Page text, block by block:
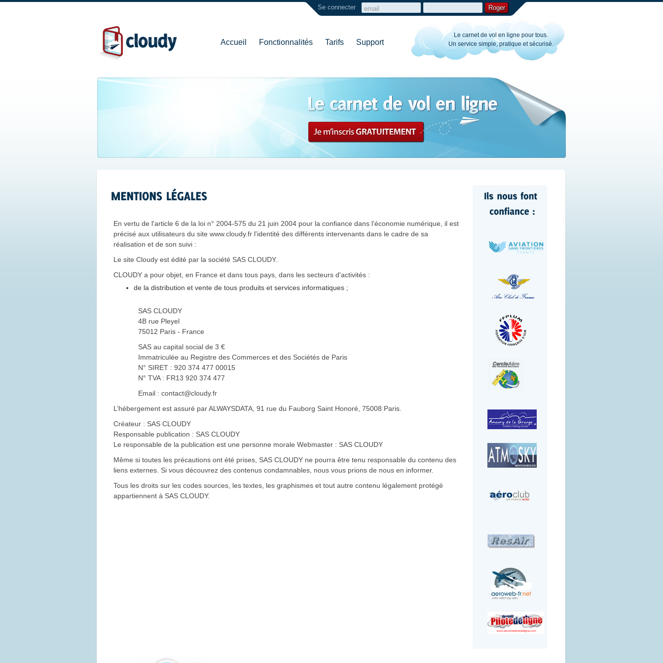
Se connecter Roger
Accueil Fonctionnalités Tarifs Support
Le carnet de vol en ligne pour tous.
Un service simple, pratique et sécurisé.
En vertu de l'article 6 de la loi n° 2004-575 du 21 juin 2004 pour la confiance dans l'économie numérique, il est
précisé aux utilisateurs du site www.cloudy.fr l'identité des différents intervenants dans le cadre de sa
réalisation et de son suivi :
Le site Cloudy est édité par la société SAS CLOUDY.
CLOUDY a pour objet, en France et dans tous pays, dans les secteurs d'activités :
de la distribution et vente de tous produits et services informatiques ;
SAS CLOUDY
4B rue Pleyel
75012 Paris - France
SAS au capital social de 3 €
Immatriculée au Registre des Commerces et des Sociétés de Paris
N° SIRET : 920 374 477 00015
N° TVA : FR13 920 374 477
Email : contact@cloudy.fr
L’hébergement est assuré par ALWAYSDATA, 91 rue du Fauborg Saint Honoré, 75008 Paris.
Créateur : SAS CLOUDY
Responsable publication : SAS CLOUDY
Le responsable de la publication est une personne morale Webmaster : SAS CLOUDY
Même si toutes les précautions ont été prises, SAS CLOUDY ne pourra être tenu responsable du contenu des
liens externes. Si vous découvrez des contenus condamnables, nous vous prions de nous en informer.
Tous les droits sur les codes sources, les textes, les graphismes et tout autre contenu légalement protégé
appartiennent à SAS CLOUDY.